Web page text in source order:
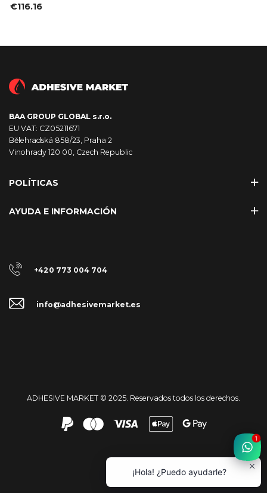
€116.16
BAA GROUP GLOBAL s.r.o.
EU VAT: CZ05211671
Bělehradská 858/23, Praha 2
Vinohrady 120 00, Czech Republic
POLÍTICAS
AYUDA E INFORMACIÓN
+420 773 004 704
info@adhesivemarket.es
ADHESIVE MARKET © 2025. Reservados todos los derechos.
¡Hola! ¿Puedo ayudarle?
1